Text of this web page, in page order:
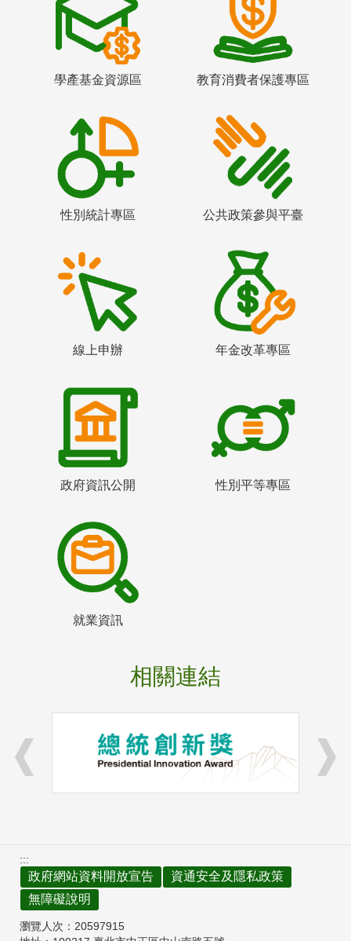
學產基金資源區 教育消費者保護專區
性別統計專區 公共政策參與平臺
線上申辦 年金改革專區
政府資訊公開 性別平等專區
就業資訊
相關連結
:::
政府網站資料開放宣告
資通安全及隱私政策
無障礙說明
瀏覽人次： 20597915